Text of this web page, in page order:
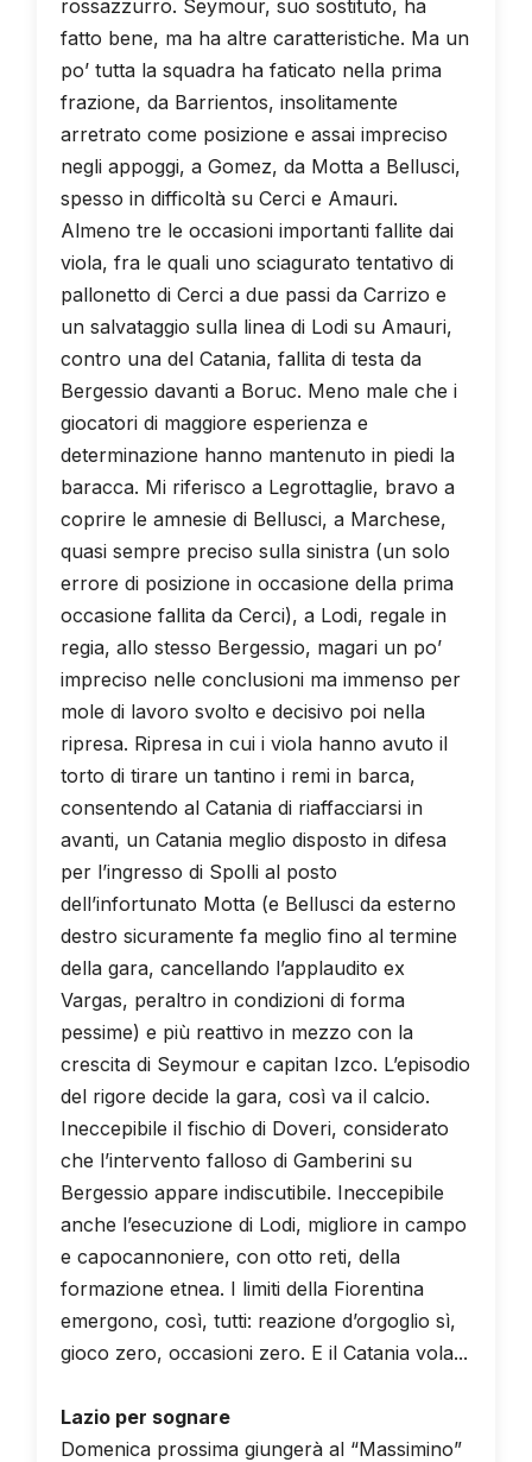
rossazzurro. Seymour, suo sostituto, ha
fatto bene, ma ha altre caratteristiche. Ma un
po’ tutta la squadra ha faticato nella prima
frazione, da Barrientos, insolitamente
arretrato come posizione e assai impreciso
negli appoggi, a Gomez, da Motta a Bellusci,
spesso in difficoltà su Cerci e Amauri.
Almeno tre le occasioni importanti fallite dai
viola, fra le quali uno sciagurato tentativo di
pallonetto di Cerci a due passi da Carrizo e
un salvataggio sulla linea di Lodi su Amauri,
contro una del Catania, fallita di testa da
Bergessio davanti a Boruc. Meno male che i
giocatori di maggiore esperienza e
determinazione hanno mantenuto in piedi la
baracca. Mi riferisco a Legrottaglie, bravo a
coprire le amnesie di Bellusci, a Marchese,
quasi sempre preciso sulla sinistra (un solo
errore di posizione in occasione della prima
occasione fallita da Cerci), a Lodi, regale in
regia, allo stesso Bergessio, magari un po’
impreciso nelle conclusioni ma immenso per
mole di lavoro svolto e decisivo poi nella
ripresa. Ripresa in cui i viola hanno avuto il
torto di tirare un tantino i remi in barca,
consentendo al Catania di riaffacciarsi in
avanti, un Catania meglio disposto in difesa
per l’ingresso di Spolli al posto
dell’infortunato Motta (e Bellusci da esterno
destro sicuramente fa meglio fino al termine
della gara, cancellando l’applaudito ex
Vargas, peraltro in condizioni di forma
pessime) e più reattivo in mezzo con la
crescita di Seymour e capitan Izco. L’episodio
del rigore decide la gara, così va il calcio.
Ineccepibile il fischio di Doveri, considerato
che l’intervento falloso di Gamberini su
Bergessio appare indiscutibile. Ineccepibile
anche l’esecuzione di Lodi, migliore in campo
e capocannoniere, con otto reti, della
formazione etnea. I limiti della Fiorentina
emergono, così, tutti: reazione d’orgoglio sì,
gioco zero, occasioni zero. E il Catania vola...
Lazio per sognare
Domenica prossima giungerà al “Massimino”